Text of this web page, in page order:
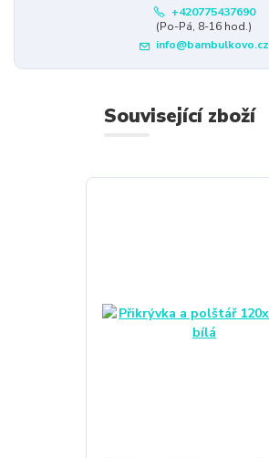
+420775437690
(Po-Pá, 8-16 hod.)
info@bambulkovo.cz
Související zboží